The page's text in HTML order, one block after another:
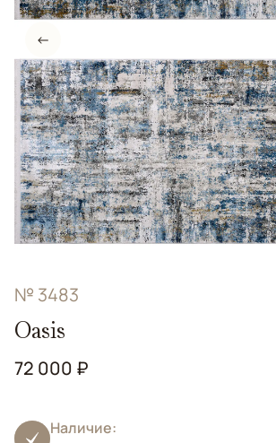
←
№ 3483
Oasis
72 000 ₽
Наличие: